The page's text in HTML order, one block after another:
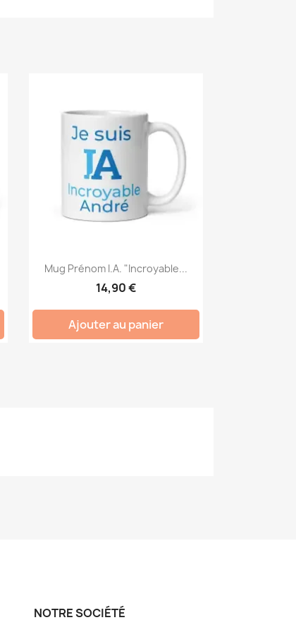
Mug Prénom I.A. "Incroyable...
14,90 €
Ajouter au panier
NOTRE SOCIÉTÉ